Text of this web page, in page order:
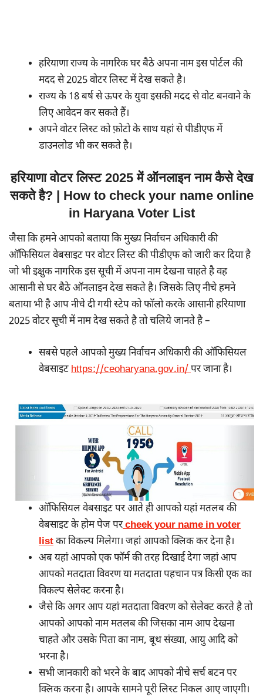
हरियाणा राज्य के नागरिक घर बैठे अपना नाम इस पोर्टल की
मदद से 2025 वोटर लिस्ट में देख सकते है।
राज्य के 18 बर्ष से ऊपर के युवा इसकी मदद से वोट बनवाने के
लिए आवेदन कर सकते हैं।
अपने वोटर लिस्ट को फ़ोटो के साथ यहां से पीडीएफ में
डाउनलोड भी कर सकते है।
हरियाणा वोटर लिस्ट 2025 में ऑनलाइन नाम कैसे देख
सकते है? | How to check your name online
in Haryana Voter List
जैसा कि हमने आपको बताया कि मुख्य निर्वाचन अधिकारी की
ऑफिसियल वेबसाइट पर वोटर लिस्ट की पीडीएफ को जारी कर दिया है
जो भी इक्षुक नागरिक इस सूची में अपना नाम देखना चाहते है वह
आसानी से घर बैठे ऑनलाइन देख सकते है। जिसके लिए नीचे हमने
बताया भी है आप नीचे दी गयी स्टेप को फॉलो करके आसानी हरियाणा
2025 वोटर सूची में नाम देख सकते है तो चलिये जानते है –
सबसे पहले आपको मुख्य निर्वाचन अधिकारी की ऑफिसियल
वेबसाइटhttps://ceoharyana.gov.in/पर जाना है।
ऑफिसियल वेबसाइट पर आते ही आपको यहां मतलब की
वेबसाइट के होम पेज परcheek your name in voter
listका विकल्प मिलेगा। जहां आपको क्लिक कर देना है।
अब यहां आपको एक फॉर्म की तरह दिखाई देगा जहां आप
आपको मतदाता विवरण या मतदाता पहचान पत्र किसी एक का
विकल्प सेलेक्ट करना है।
जैसे कि अगर आप यहां मतदाता विवरण को सेलेक्ट करते है तो
आपको आपको नाम मतलब की जिसका नाम आप देखना
चाहते और उसके पिता का नाम, बूथ संख्या, आयु आदि को
भरना है।
सभी जानकारी को भरने के बाद आपको नीचे सर्च बटन पर
क्लिक करना है। आपके सामने पूरी लिस्ट निकल आए जाएगी।